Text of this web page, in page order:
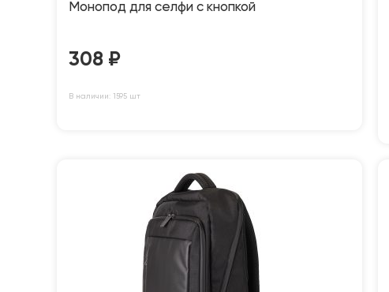
Монопод для селфи с кнопкой
308 ₽
В наличии: 1595 шт